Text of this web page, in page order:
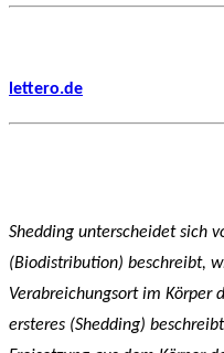
lettero.de
Shedding unterscheidet sich
(Biodistribution) beschreibt,
Verabreichungsort im Körper
ersteres (Shedding)